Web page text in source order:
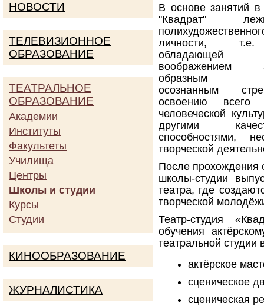
В основе занятий в
"Квадрат"
личности, т.е.
обладающей
воображением
образным
осознанным
освоению всего
человеческой
другими
способностями,
творческой
После прохождения
школы-студии
театра, где
творческой
Театр-студия
обучения
театральной студии
актёрское
сценическое
сценическая
НОВОСТИ
ТЕЛЕВИЗИОННОЕ
ОБРАЗОВАНИЕ
ТЕАТРАЛЬНОЕ
ОБРАЗОВАНИЕ
Академии
Институты
Факультеты
Училища
Центры
Школы и студии
Курсы
Студии
КИНООБРАЗОВАНИЕ
ЖУРНАЛИСТИКА